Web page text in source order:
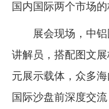
国内国际两个市场的
展会现场，中
讲解员，搭配图文
元展示载体，众多
国际沙盘前深度交